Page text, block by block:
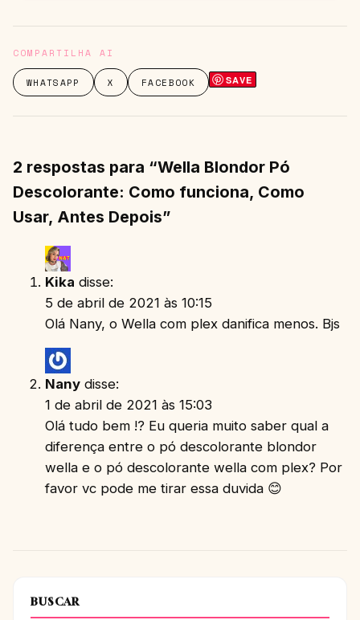
COMPARTILHA AI
WHATSAPP X FACEBOOK SAVE
2 respostas para “Wella Blondor Pó
Descolorante: Como funciona, Como
Usar, Antes Depois”
Kika disse:
5 de abril de 2021 às 10:15
Olá Nany, o Wella com plex danifica menos. Bjs
Nany disse:
1 de abril de 2021 às 15:03
Olá tudo bem !? Eu queria muito saber qual a
diferença entre o pó descolorante blondor
wella e o pó descolorante wella com plex? Por
favor vc pode me tirar essa duvida 😊
BUSCAR